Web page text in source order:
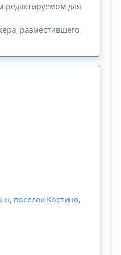
редактируемом для
разместившего
н, поселок Костино,